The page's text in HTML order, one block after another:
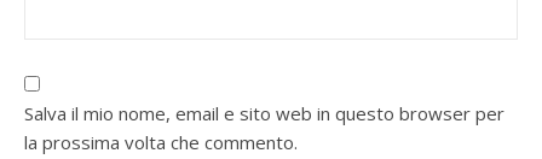
Salva il mio nome, email e sito web in questo browser per
la prossima volta che commento.